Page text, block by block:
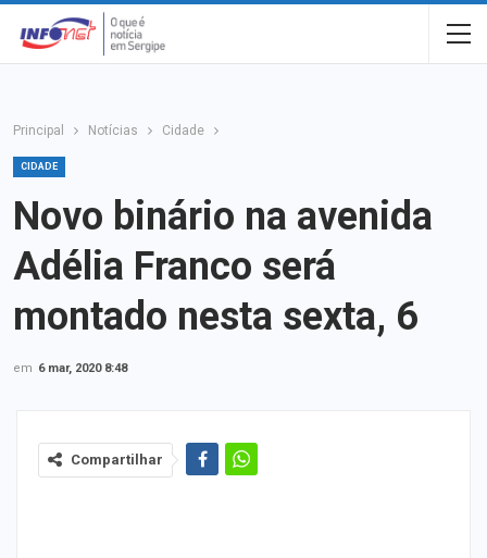
Principal Notícias Cidade
CIDADE
Novo binário na avenida
Adélia Franco será
montado nesta sexta, 6
em 6 mar, 2020 8:48
Compartilhar